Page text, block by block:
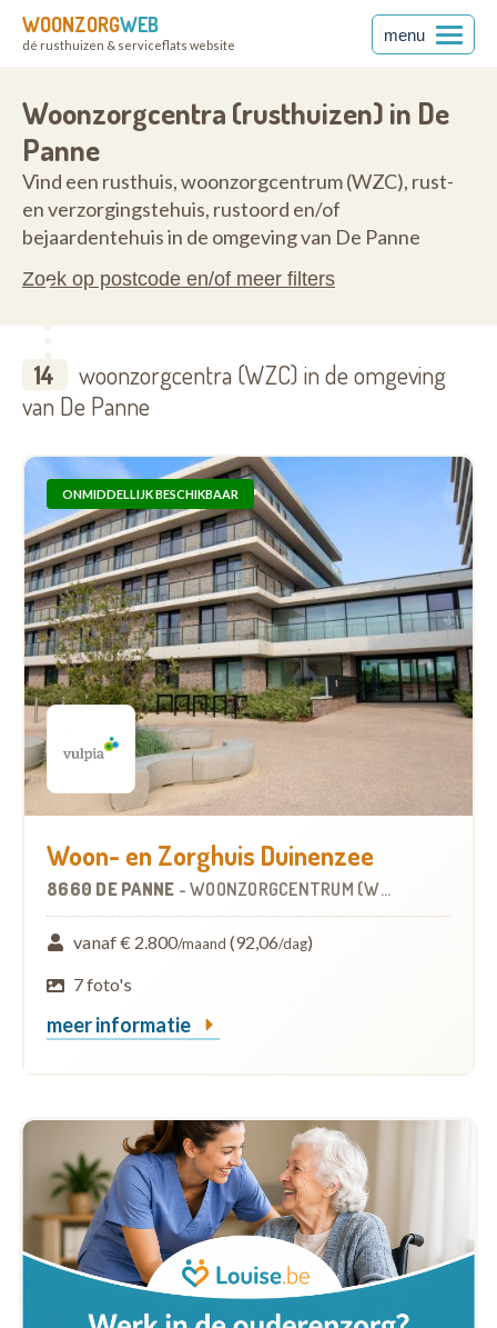
WOONZORGWEB
dé rusthuizen & serviceflats website
menu
Woonzorgcentra (rusthuizen) in De
Panne
Vind een rusthuis, woonzorgcentrum (WZC), rust-
en verzorgingstehuis, rustoord en/of
bejaardentehuis in de omgeving van De Panne
Zoek op postcode en/of meer filters
14
woonzorgcentra (WZC) in de omgeving
van De Panne
ONMIDDELLIJK BESCHIKBAAR
Woon- en Zorghuis Duinenzee
8660 DE PANNE - WOONZORGCENTRUM (WZC)
vanaf € 2.800/maand (92,06/dag)
7 foto's
meer informatie